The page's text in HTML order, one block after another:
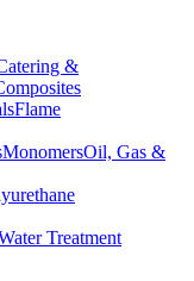
&
Flame
MonomersOil, Gas &
Treatment